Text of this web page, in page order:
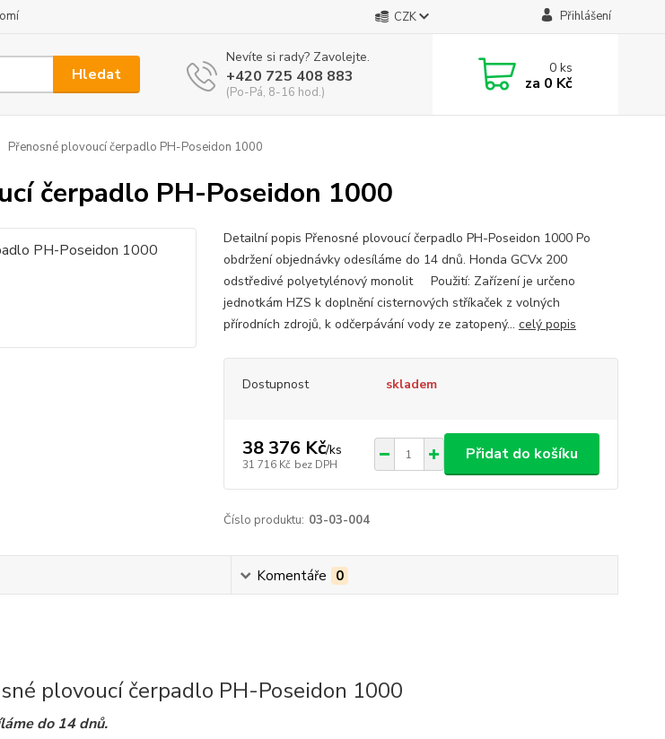
CZK Přihlášení
Hledat
Nevíte si rady? Zavolejte.
+420 725 408 883
(Po-Pá, 8-16 hod.)
0ks
za 0 Kč
Přenosné plovoucí čerpadlo PH-Poseidon 1000
čerpadlo PH-Poseidon 1000
Detailní popis Přenosné plovoucí čerpadlo PH-Poseidon 1000 Po
obdržení objednávky odesíláme do 14 dnů. Honda GCVx 200
odstředivé polyetylénový monolit Použití: Zařízení je určeno
jednotkám HZS k doplnění cisternových stříkaček z volných
přírodních zdrojů, k odčerpávání vody ze zatopený... celý popis
Dostupnost skladem
38 376 Kč/ks
31 716 Kč bez DPH
Přidat do košíku
Číslo produktu: 03-03-004
Komentáře 0
plovoucí čerpadlo PH-Poseidon 1000
do 14 dnů.